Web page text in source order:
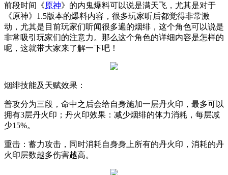
前段时间《原神》的内鬼爆料可以说是满天飞，尤其是对于
《原神》 1.5版本的爆料内容，很多玩家听后都觉得非常激
动，尤其是目前玩家们听闻很多遍的烟绯，这个角色可以说是
非常吸引玩家们的注意力。那么这个角色的详细内容是怎样的
呢，这就带大家来了解一下吧！
烟绯技能及天赋效果：
普攻分为三段，命中之后会给自身施加一层丹火印，最多可以
拥有3层丹火印；丹火印效果：减少烟绯的体力消耗，每层减
少15%。
重击：蓄力攻击，同时消耗自身身上所有的丹火印，消耗的丹
火印层数越多伤害越高。